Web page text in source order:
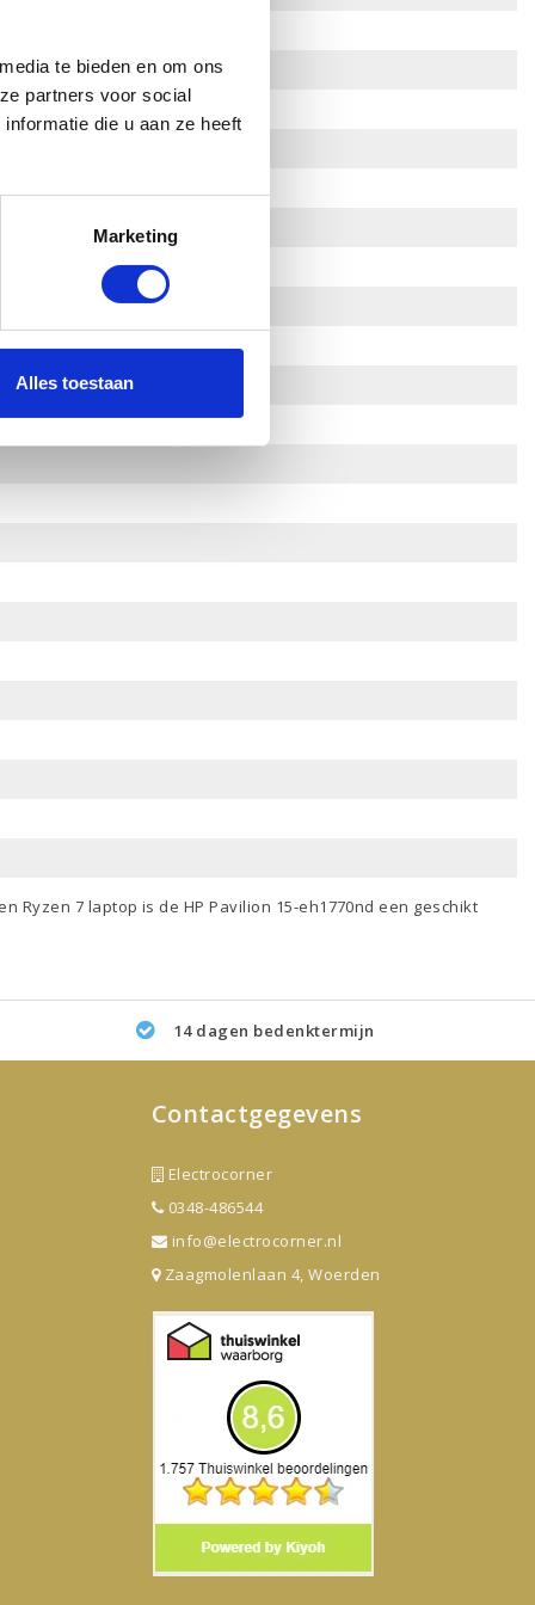
te bieden en om ons
partners voor social
die u aan ze heeft
Marketing
Alles toestaan
Ryzen 7 laptopis de HP Pavilion 15-eh1770nd een geschikt
14 dagen bedenktermijn
Contactgegevens
Electrocorner
0348-486544
info@electrocorner.nl
Zaagmolenlaan 4, Woerden